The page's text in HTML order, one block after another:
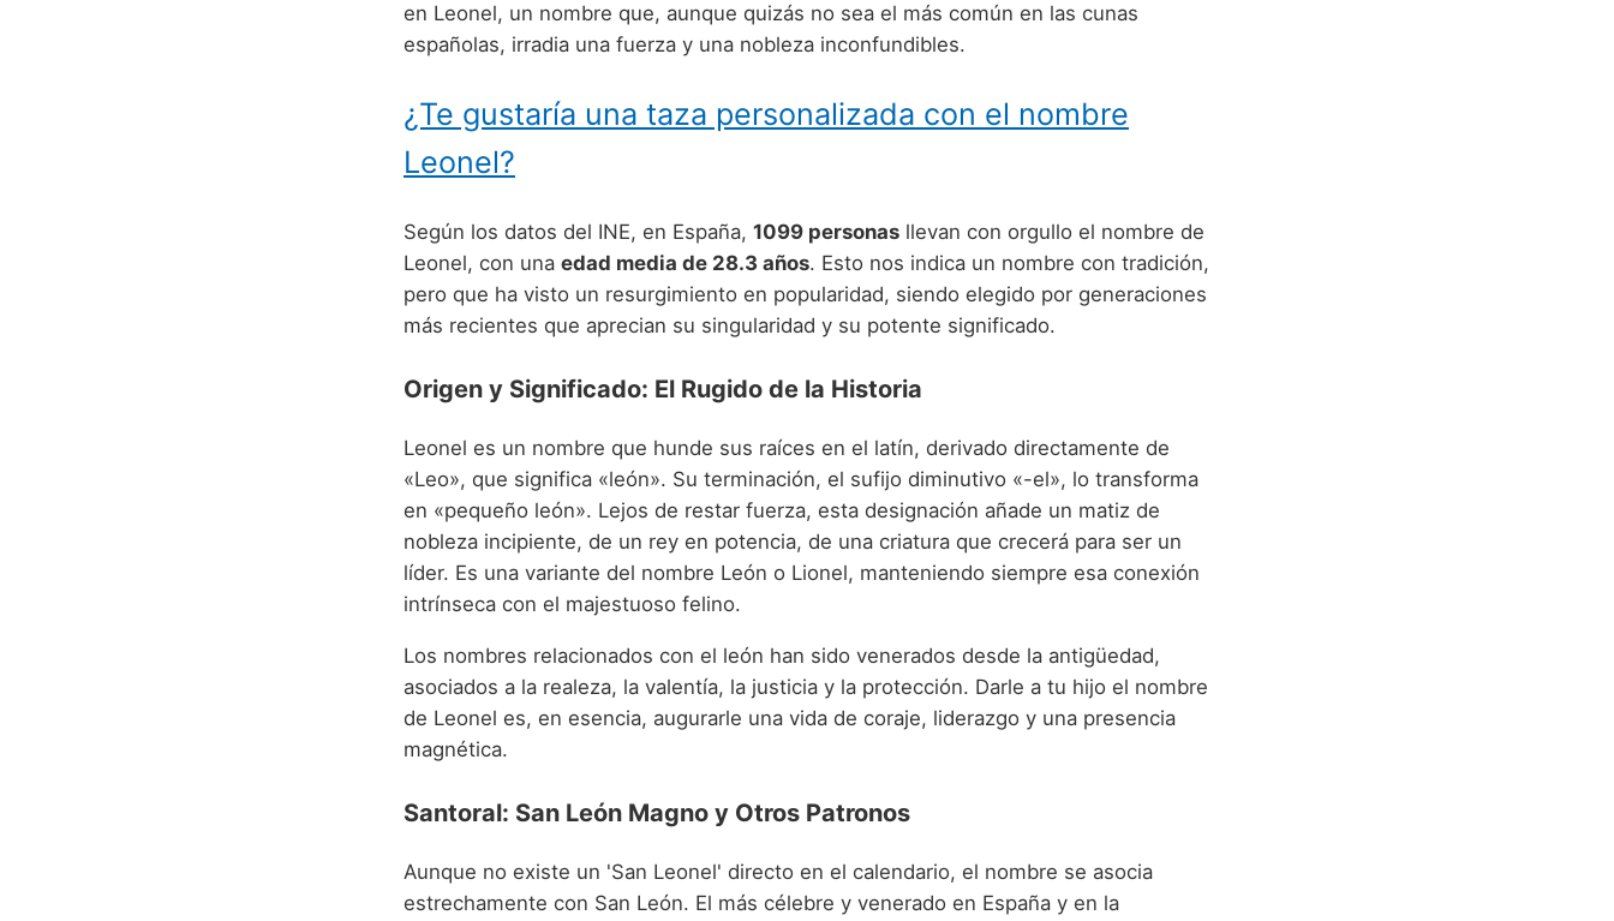
en Leonel, un nombre que, aunque quizás no sea el más común en las cunas
españolas, irradia una fuerza y una nobleza inconfundibles.
¿Te gustaría una taza personalizada con el nombre
Leonel?
Según los datos del INE, en España, 1099 personas llevan con orgullo el nombre de
Leonel, con una edad media de 28.3 años. Esto nos indica un nombre con tradición,
pero que ha visto un resurgimiento en popularidad, siendo elegido por generaciones
más recientes que aprecian su singularidad y su potente significado.
Origen y Significado: El Rugido de la Historia
Leonel es un nombre que hunde sus raíces en el latín, derivado directamente de
«Leo», que significa «león». Su terminación, el sufijo diminutivo «-el», lo transforma
en «pequeño león». Lejos de restar fuerza, esta designación añade un matiz de
nobleza incipiente, de un rey en potencia, de una criatura que crecerá para ser un
líder. Es una variante del nombre León o Lionel, manteniendo siempre esa conexión
intrínseca con el majestuoso felino.
Los nombres relacionados con el león han sido venerados desde la antigüedad,
asociados a la realeza, la valentía, la justicia y la protección. Darle a tu hijo el nombre
de Leonel es, en esencia, augurarle una vida de coraje, liderazgo y una presencia
magnética.
Santoral: San León Magno y Otros Patronos
Aunque no existe un 'San Leonel' directo en el calendario, el nombre se asocia
estrechamente con San León. El más célebre y venerado en España y en la